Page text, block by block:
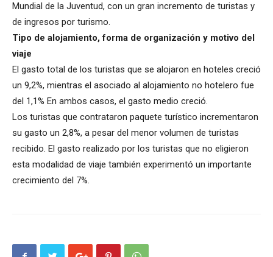
Mundial de la Juventud, con un gran incremento de turistas y
de ingresos por turismo.
Tipo de alojamiento, forma de organización y motivo del
viaje
El gasto total de los turistas que se alojaron en hoteles creció
un 9,2%, mientras el asociado al alojamiento no hotelero fue
del 1,1% En ambos casos, el gasto medio creció.
Los turistas que contrataron paquete turístico incrementaron
su gasto un 2,8%, a pesar del menor volumen de turistas
recibido. El gasto realizado por los turistas que no eligieron
esta modalidad de viaje también experimentó un importante
crecimiento del 7%.